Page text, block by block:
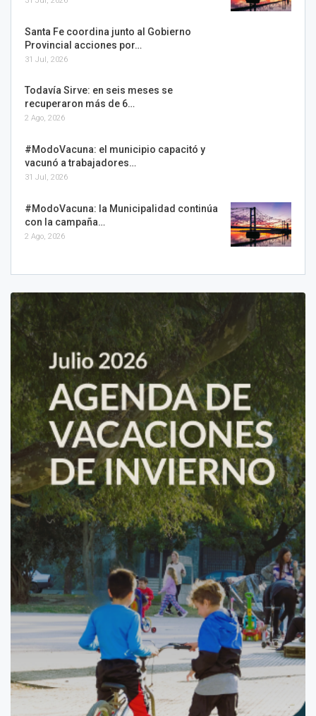
Santa Fe coordina junto al Gobierno
Provincial acciones por…
31 Jul, 2026
Todavía Sirve: en seis meses se
recuperaron más de 6…
2 Ago, 2026
#ModoVacuna: el municipio capacitó y
vacunó a trabajadores…
31 Jul, 2026
#ModoVacuna: la Municipalidad continúa
con la campaña…
2 Ago, 2026